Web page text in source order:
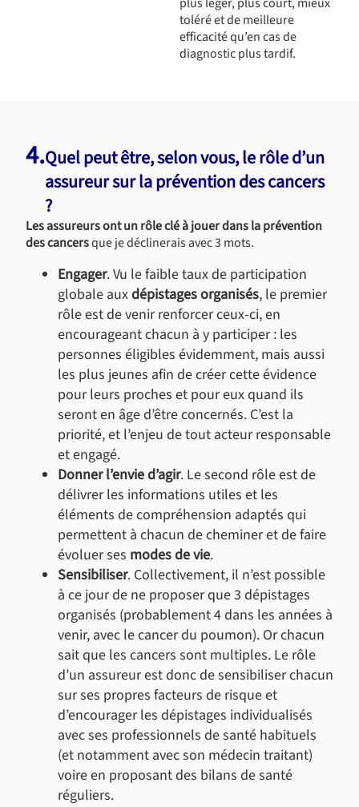
plus léger, plus court, mieux
toléré et de meilleure
efficacité qu’en cas de
diagnostic plus tardif.
4.Quel peut être, selon vous, le rôle d’un
assureur sur la prévention des cancers
?
Les assureurs ont un rôle clé à jouer dans la prévention
des cancersque je déclinerais avec 3 mots.
Engager. Vu le faible taux de participation
globale auxdépistages organisés, le premier
rôle est de venir renforcer ceux-ci, en
encourageant chacun à y participer : les
personnes éligibles évidemment, mais aussi
les plus jeunes afin de créer cette évidence
pour leurs proches et pour eux quand ils
seront en âge d’être concernés. C’est la
priorité, et l’enjeu de tout acteur responsable
et engagé.
Donner l’envie d’agir. Le second rôle est de
délivrer les informations utiles et les
éléments de compréhension adaptés qui
permettent à chacun de cheminer et de faire
évoluer ses modes de vie.
Sensibiliser. Collectivement, il n’est possible
à ce jour de ne proposer que 3 dépistages
organisés (probablement 4 dans les années à
venir, avec le cancer du poumon). Or chacun
sait que les cancers sont multiples. Le rôle
d’un assureur est donc de sensibiliser chacun
sur ses propres facteurs de risque et
d’encourager les dépistages individualisés
avec ses professionnels de santé habituels
(et notamment avec son médecin traitant)
voire en proposant des bilans de santé
réguliers.